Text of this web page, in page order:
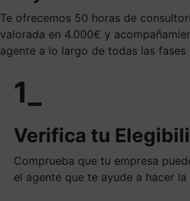
Te ofrecemos 50 horas de
valorada en 4.000€ y
agente a lo largo de todas las
1_
Verifica tu
Comprueba que tu empresa
el agente que te ayude a hacer